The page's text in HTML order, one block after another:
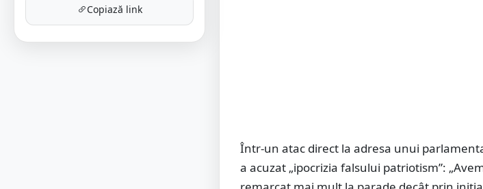
Copiază link
Într-un atac direct la adresa unui
a acuzat „ipocrizia falsului patriotism”: